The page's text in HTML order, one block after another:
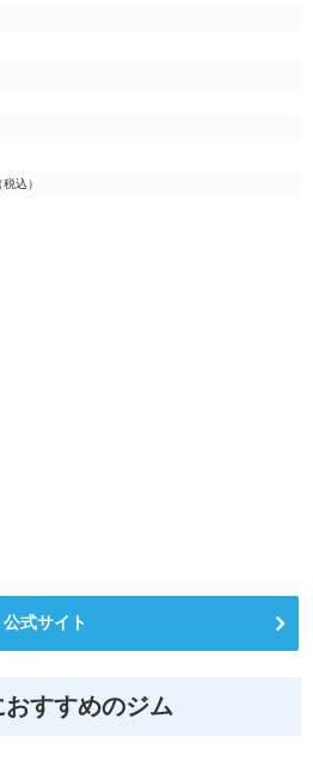
込）
公式サイト
すすめのジム